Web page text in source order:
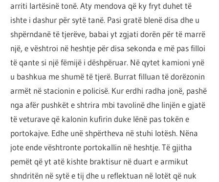
arriti lartësinë tonë. Aty mendova që ky fryt duhet të
ishte i dashur për sytë tanë. Pasi gratë blenë disa dhe u
shpërndanë të tjerëve, babai yt zgjati dorën për të marrë
një, e vështroi në heshtje për disa sekonda e më pas filloi
të qante si një fëmijë i dëshpëruar. Në qytet kamioni ynë
u bashkua me shumë të tjerë. Burrat filluan të dorëzonin
armët në stacionin e policisë. Kur erdhi radha jonë, pashë
nga afër pushkët e shtrira mbi tavolinë dhe linjën e gjatë
të veturave që kalonin kufirin duke lënë pas tokën e
portokajve. Edhe unë shpërtheva në stuhi lotësh. Nëna
jote ende vështronte portokallin në heshtje. Të gjitha
pemët që yt atë kishte braktisur në duart e armikut
shndritën në sytë e tij dhe u reflektuan në lotët që nuk